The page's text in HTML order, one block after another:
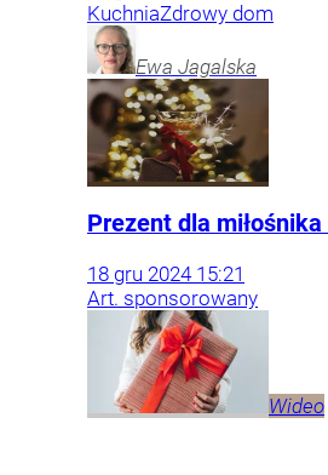
KuchniaZdrowy dom
Ewa Jagalska
Prezent dla
18 gru 2024 15:21
Art. sponsorowany
Wideo